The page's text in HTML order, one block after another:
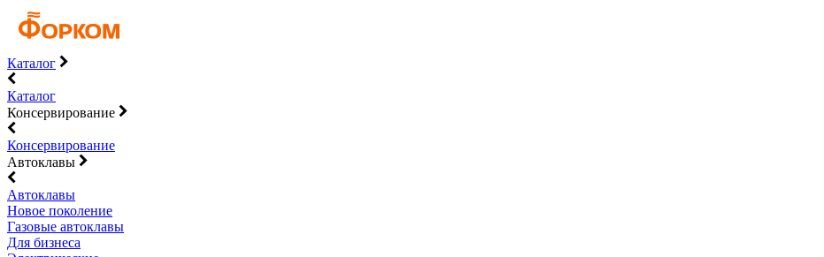
Каталог
Каталог
Консервирование
Консервирование
Автоклавы
Автоклавы
Новое поколение
Газовые автоклавы
Для бизнеса